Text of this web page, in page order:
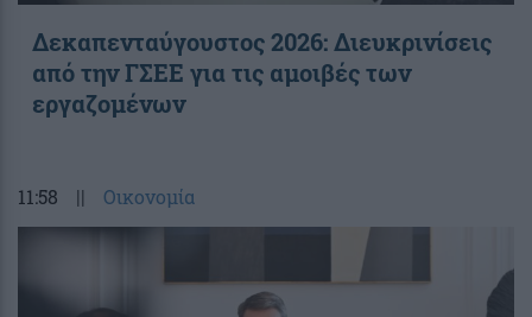
Δεκαπενταύγουστος 2026: Διευκρινίσεις
από την ΓΣΕΕ για τις αμοιβές των
εργαζομένων
11:58 || Οικονομία